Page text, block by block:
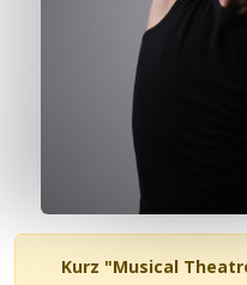
Kurz "Musical